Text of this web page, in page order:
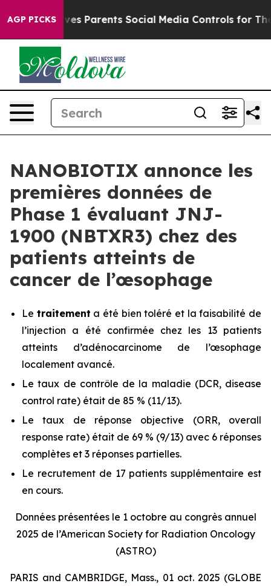
AGP PICKS
Parents Social Media Controls for Their Kids.
NANOBIOTIX annonce les
premières données de
Phase 1 évaluant JNJ-
1900 (NBTXR3) chez des
patients atteints de
cancer de l’œsophage
Le traitement a été bien toléré et la faisabilité de
l’injection a été confirmée chez les 13 patients
atteints d’adénocarcinome de l’œsophage
localement avancé.
Le taux de contrôle de la maladie (DCR, disease
control rate) était de 85 % (11/13).
Le taux de réponse objective (ORR, overall
response rate) était de 69 % (9/13) avec 6 réponses
complètes et 3 réponses partielles.
Le recrutement de 17 patients supplémentaire est
en cours.
Données présentées le 1 octobre au congrès annuel
2025 de l’American Society for Radiation Oncology
(ASTRO)
PARIS and CAMBRIDGE, Mass., 01 oct. 2025 (GLOBE